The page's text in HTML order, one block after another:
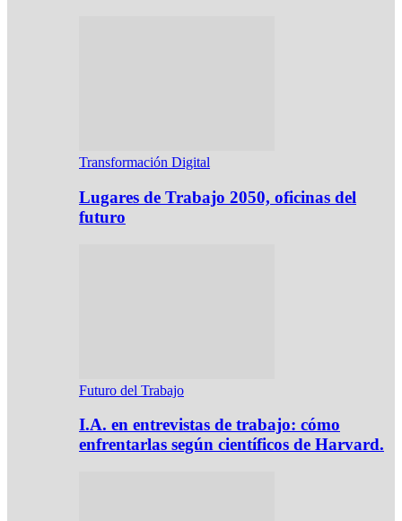
Transformación Digital
Lugares de Trabajo 2050, oficinas del
futuro
Futuro del Trabajo
I.A. en entrevistas de trabajo: cómo
enfrentarlas según científicos de Harvard.